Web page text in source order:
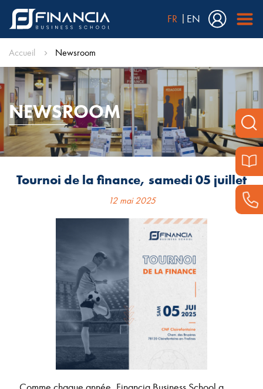
FR EN
Accueil Newsroom
NEWSROOM
Tournoi de la finance, samedi 05 juillet
12 mai 2025